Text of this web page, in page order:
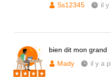
Ss12345 il y
bien dit mon grand
Mady
il y a